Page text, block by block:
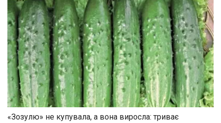
«Зозулю» не купувала, а вона виросла: триває